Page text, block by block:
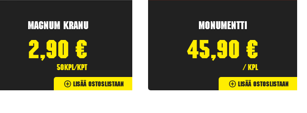
Magnum Kranu
2,90 €
50kpl/kpt
Lisää Ostoslistaan
Monumentti
45,90 €
/ kpl
Lisää Ostoslistaan